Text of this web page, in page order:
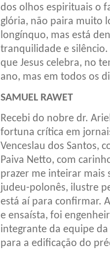
dos olhos espirituais o
glória, não paira muito
longínquo, mas está
tranquilidade e silêncio.
que Jesus celebra, no
ano, mas em todos os
SAMUEL RAWET
Recebi do nobre dr.
fortuna crítica em
Venceslau dos Santos,
Paiva Netto, com
prazer me inteirar mais
judeu-polonês, ilustre
está aí para confirmar.
e ensaísta, foi
integrante da equipe
para a edificação do